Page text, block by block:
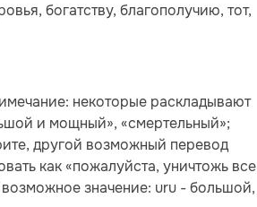
богатству, благополучию, тот,
некоторые раскладывают
и мощный», «смертельный»;
другой возможный перевод
как «пожалуйста, уничтожь все
значение: uru - большой,